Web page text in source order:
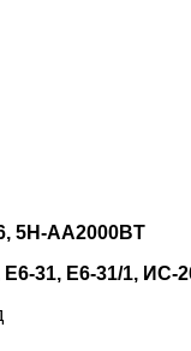
5H-AA2000BT
Е6-31, Е6-31/1,